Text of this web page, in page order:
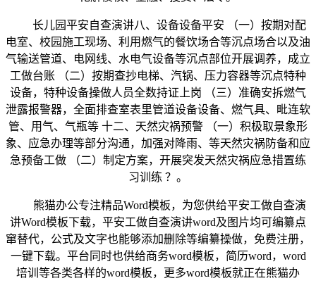
长儿园平安自查演讲八、设备设备平安 （一）按期对配
电室、校园施工现场、利用燃气的餐饮场合等沉点场合以及油
气输送管道、电网线、水电气设备等沉点部位开展调养，成立
工做台账 （二）按期查抄电梯、汽锅、压力容器等沉点特种
设备，特种设备操做人员全数持证上岗 （三）准确安拆燃气
泄露报警器，全面排查室表里管道设备设备、燃气具、毗连软
管、用气、气瓶等 十二、天然灾祸预警 （一）积极取景象形
象、应急办理等部分沟通，加强对降雨、等天然灾祸防备和应
急预备工做 （二）制定方案，开展突发天然灾祸应急措置练
习训练 ？。
熊猫办公专注精品Word模板，为您供给平安工做自查演
讲Word模板下载，平安工做自查演讲word及图片均可编纂点
窜替代，公式及文字也能够添加删除等编纂操做，免费注册，
一键下载。平台同时也供给商务word模板，简历word，word
培训等各类各样的word模板，更多word模板就正在熊猫办